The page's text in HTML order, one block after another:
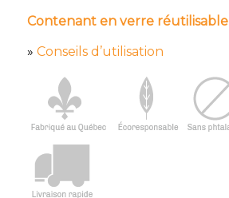
Contenant en verre réutilisable
» Conseils d’utilisation